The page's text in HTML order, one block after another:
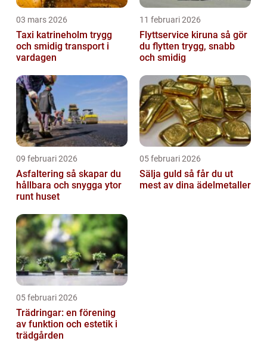
03 mars 2026
Taxi katrineholm trygg
och smidig transport i
vardagen
11 februari 2026
Flyttservice kiruna så gör
du flytten trygg, snabb
och smidig
09 februari 2026
Asfaltering så skapar du
hållbara och snygga ytor
runt huset
05 februari 2026
Sälja guld så får du ut
mest av dina ädelmetaller
05 februari 2026
Trädringar: en förening
av funktion och estetik i
trädgården